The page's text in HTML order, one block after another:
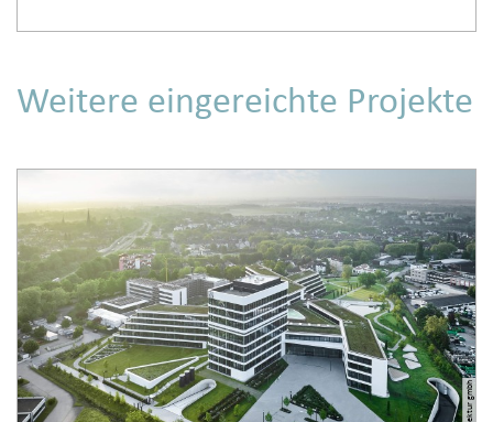
Weitere eingereichte Projekte